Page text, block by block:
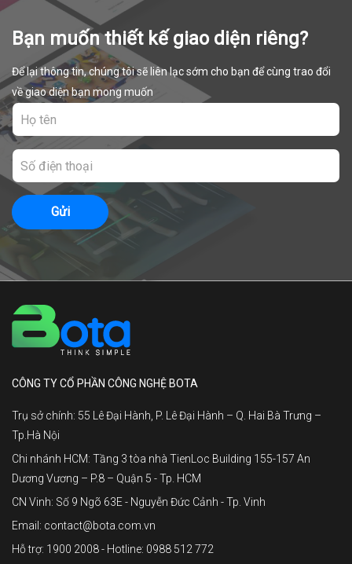
Bạn muốn thiết kế giao diện riêng?
Để lại thông tin, chúng tôi sẽ liên lạc sớm cho bạn để cùng trao đổi
về giao diện bạn mong muốn
Gửi
CÔNG TY CỔ PHẦN CÔNG NGHỆ BOTA
Trụ sở chính: 55 Lê Đại Hành, P. Lê Đại Hành – Q. Hai Bà Trưng –
Tp.Hà Nội
Chi nhánh HCM: Tầng 3 tòa nhà TienLoc Building 155-157 An
Dương Vương – P.8 – Quận 5 - Tp. HCM
CN Vinh: Số 9 Ngõ 63E - Nguyễn Đức Cảnh - Tp. Vinh
Email: contact@bota.com.vn
Hỗ trợ: 1900 2008 - Hotline: 0988 512 772